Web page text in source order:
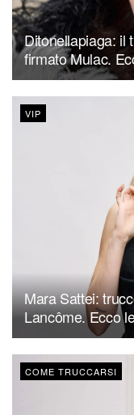
Ditonellapiaga: il
firmato Mulac.
VIP
Mara Sattei:
Lancôme. Ecco
COME TRUCCARSI